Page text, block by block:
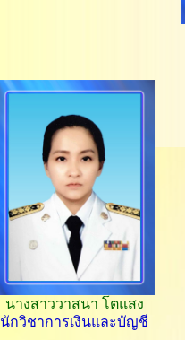
นางสาววาสนา โตแสง
นักวิชาการเงินและบัญชี